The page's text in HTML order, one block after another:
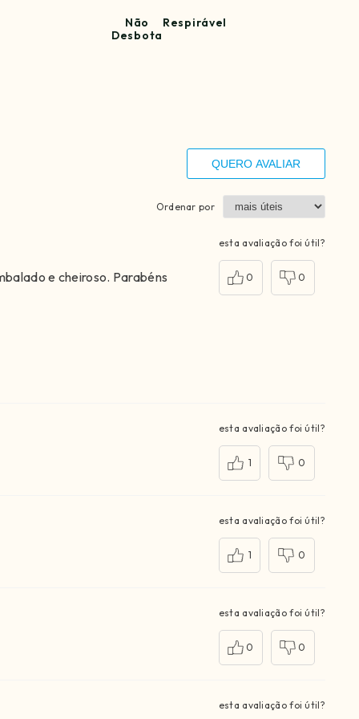
Não
Desbota
Respirável
QUERO AVALIAR
Ordenar por
e cheiroso. Parabéns
esta avaliação foi útil?
0 0
esta avaliação foi útil?
1 0
esta avaliação foi útil?
1 0
esta avaliação foi útil?
0 0
esta avaliação foi útil?